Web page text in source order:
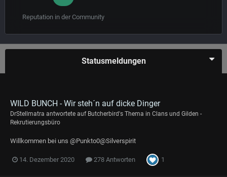
Reputation in der Community
Statusmeldungen
WILD BUNCH - Wir steh´n auf dicke Dinger
DrStellmatra antwortete auf Butcherbird's Thema in Clans und Gilden -
Rekrutierungsbüro
Willkommen bei uns @Punkto0@Silverspirit
14. Dezember 2020 278 Antworten 1